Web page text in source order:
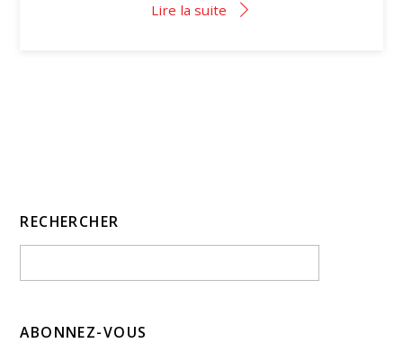
Lire la suite
RECHERCHER
ABONNEZ-VOUS